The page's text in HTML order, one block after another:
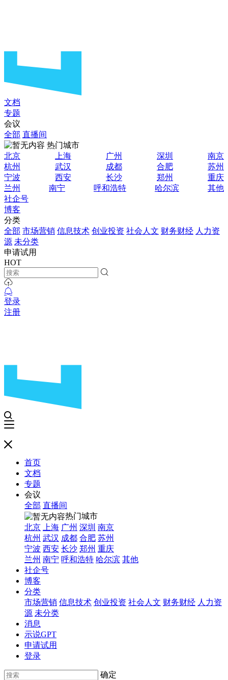
文档
专题
会议
全部 直播间
热门城市
北京
上海 广州 深圳
南京
杭州
武汉 成都 合肥
苏州
宁波
西安 长沙 郑州
重庆
兰州
南宁 呼和浩特 哈尔滨
其他
社企号
博客
分类
全部 市场营销 信息技术 创业投资 社会人文 财务财经 人力资
源 未分类
申请试用
HOT
登录
注册
首页
文档
专题
会议
全部 直播间
热门城市
北京
上海 广州 深圳 南京
杭州 武汉 成都 合肥 苏州
宁波 西安 长沙 郑州 重庆
兰州 南宁 呼和浩特 哈尔滨 其他
社企号
博客
分类
市场营销 信息技术 创业投资 社会人文 财务财经 人力资
源 未分类
消息
示说GPT
申请试用
登录
确定